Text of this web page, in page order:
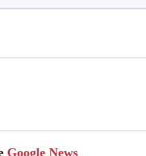
Google News